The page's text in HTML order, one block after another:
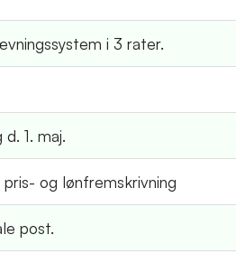
i 3 rater.
1. maj.
og lønfremskrivning
post.